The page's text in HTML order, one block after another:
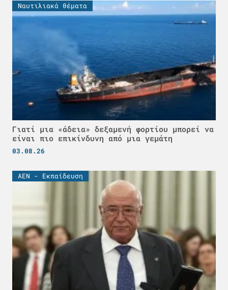
Ναυτιλιακά θέματα
Γιατί μια «άδεια» δεξαμενή φορτίου μπορεί να
είναι πιο επικίνδυνη από μια γεμάτη
03.08.26
ΑΕΝ - Εκπαίδευση